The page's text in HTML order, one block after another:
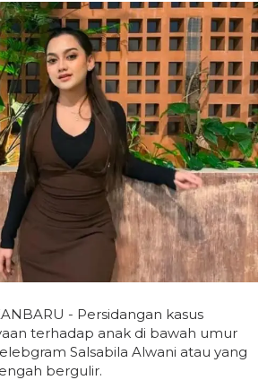
- Persidangan kasus
terhadap anak di bawah umur
Salsabila Alwani atau yang
bergulir.